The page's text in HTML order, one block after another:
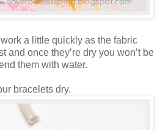
a little quickly as the fabric
and once they’re dry you won’t be
them with water.
bracelets dry.